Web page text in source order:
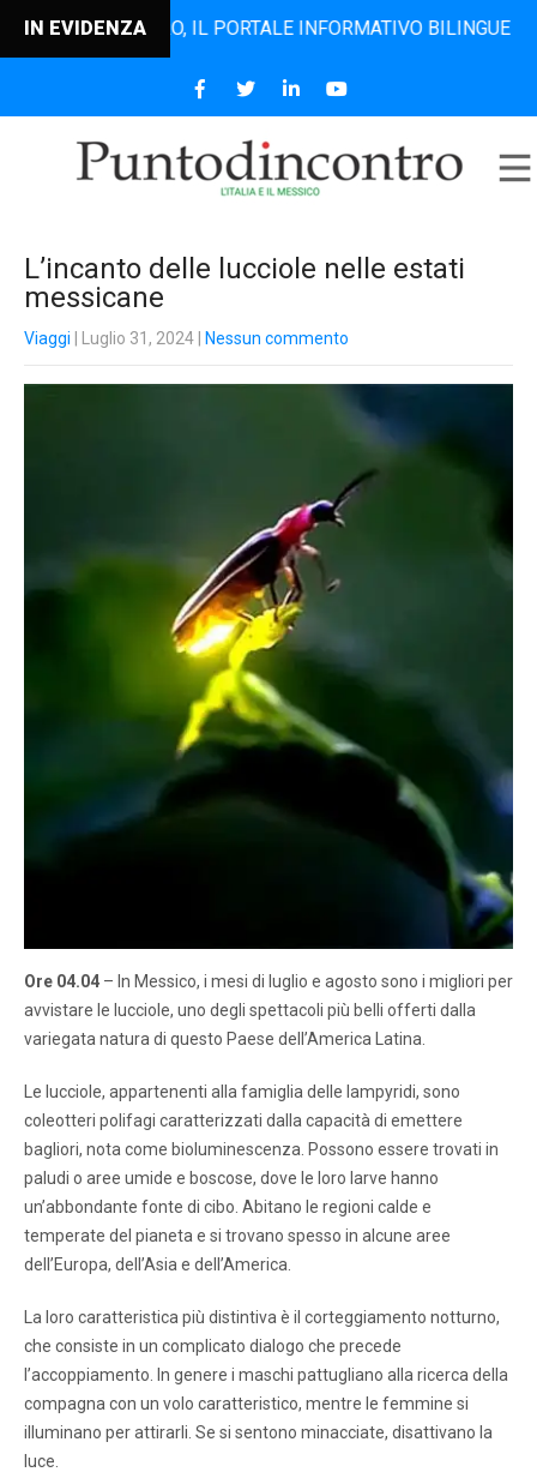
IN EVIDENZAIL PORTALE INFORMATIVO BILINGUE CHE
L’incanto delle lucciole nelle estati
messicane
Viaggi | Luglio 31, 2024 Nessun commento
Ore 04.04 – In Messico, i mesi di luglio e agosto sono i migliori per
avvistare le lucciole, uno degli spettacoli più belli offerti dalla
variegata natura di questo Paese dell’America Latina.
Le lucciole, appartenenti alla famiglia delle lampyridi, sono
coleotteri polifagi caratterizzati dalla capacità di emettere
bagliori, nota come bioluminescenza. Possono essere trovati in
paludi o aree umide e boscose, dove le loro larve hanno
un’abbondante fonte di cibo. Abitano le regioni calde e
temperate del pianeta e si trovano spesso in alcune aree
dell’Europa, dell’Asia e dell’America.
La loro caratteristica più distintiva è il corteggiamento notturno,
che consiste in un complicato dialogo che precede
l’accoppiamento. In genere i maschi pattugliano alla ricerca della
compagna con un volo caratteristico, mentre le femmine si
illuminano per attirarli. Se si sentono minacciate, disattivano la
luce.